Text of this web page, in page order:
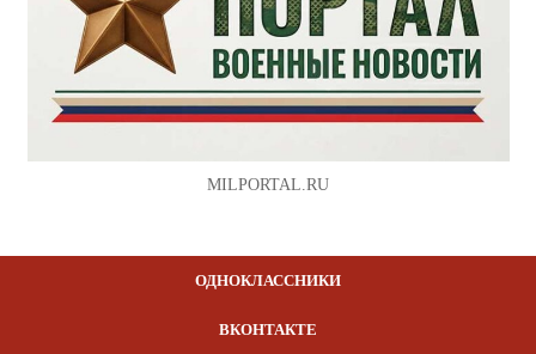
MILPORTAL.RU
ОДНОКЛАССНИКИ
ВКОНТАКТЕ